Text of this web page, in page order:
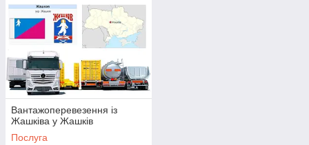
вантажоперевезення з нами вже сьогодні і оцініть якість
наших послуг!"
Вантажоперевезення із
Жашківа у Жашків
Послуга